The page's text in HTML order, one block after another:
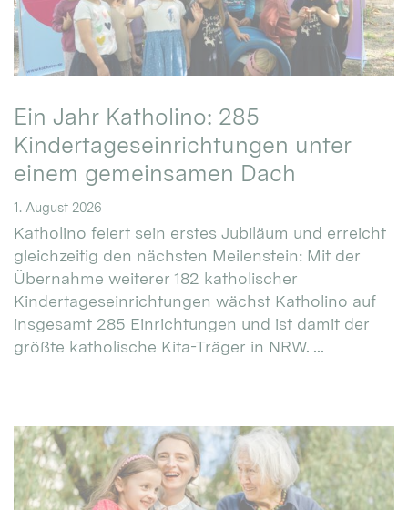
Ein Jahr Katholino: 285
Kindertageseinrichtungen unter
einem gemeinsamen Dach
1. August 2026
Katholino feiert sein erstes Jubiläum und erreicht
gleichzeitig den nächsten Meilenstein: Mit der
Übernahme weiterer 182 katholischer
Kindertageseinrichtungen wächst Katholino auf
insgesamt 285 Einrichtungen und ist damit der
größte katholische Kita-Träger in NRW. ...